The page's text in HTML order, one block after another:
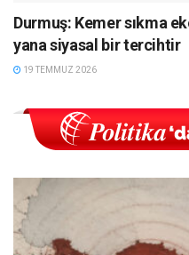
Durmuş: Kemer sıkma
yana siyasal bir tercihtir
19 TEMMUZ 2026